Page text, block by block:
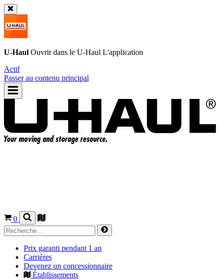
U-Haul Ouvrir dans le U-Haul L'application
Actif
Passer au contenu principal
0
Prix garanti pendant 1 an
Carrières
Devenez un concessionnaire
Établissements